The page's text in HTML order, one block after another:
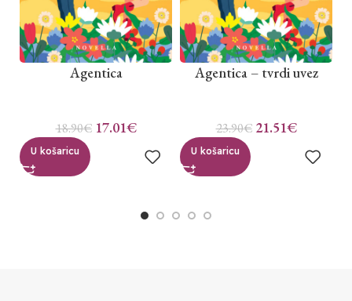
Agentica
18.90€ 17.01€
U košaricu
Agentica – tvrdi uvez
23.90€ 21.51€
U košaricu